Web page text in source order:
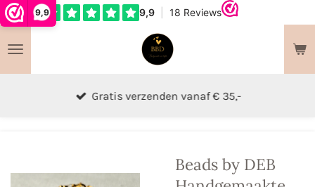
9,9
Ga
naar
de
Gratis verzenden vanaf € 35,-
Beads by DEB